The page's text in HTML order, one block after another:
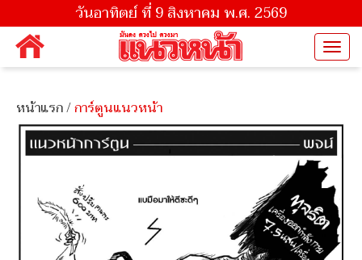
วันอาทิตย์ ที่ 9 สิงหาคม พ.ศ. 2569
หน้าแรก/การ์ตูนแนวหน้า